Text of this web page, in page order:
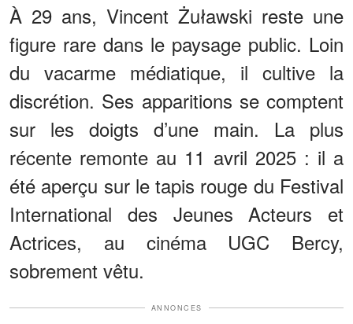
À 29 ans, Vincent Żuławski reste une
figure rare dans le paysage public. Loin
du vacarme médiatique, il cultive la
discrétion. Ses apparitions se comptent
sur les doigts d’une main. La plus
récente remonte au 11 avril 2025 : il a
été aperçu sur le tapis rouge du Festival
International des Jeunes Acteurs et
Actrices, au cinéma UGC Bercy,
sobrement vêtu.
ANNONCES